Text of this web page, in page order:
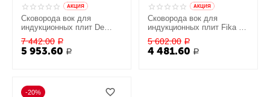
AКЦИЯ
Сковорода вок для
индукционных плит De
Chef 28 см, Neoflam
7 442.00 Р
5 953.60 Р
AКЦИЯ
Сковорода вок для
индукционных плит Fika 26
см, Neoflam
5 602.00 Р
4 481.60 Р
-20%